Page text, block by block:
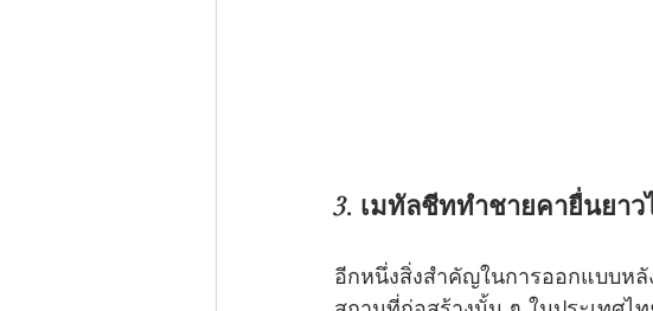
3. เมทัลชีททำชายคายื่นยาว
อีกหนึ่งสิ่งสำคัญในการออกแบบห